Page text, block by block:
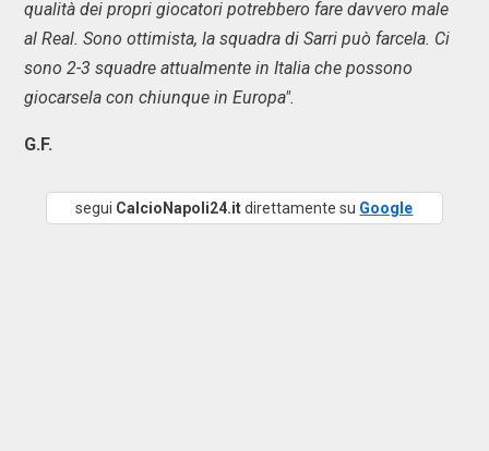
qualità dei propri giocatori potrebbero fare davvero male
al Real. Sono ottimista, la squadra di Sarri può farcela. Ci
sono 2-3 squadre attualmente in Italia che possono
giocarsela con chiunque in Europa".
G.F.
segui CalcioNapoli24.itdirettamente su Google